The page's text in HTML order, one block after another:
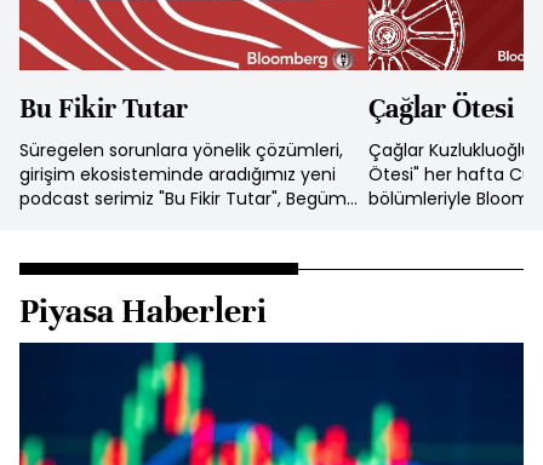
Bu Fikir Tutar
Süregelen sorunlara yönelik çözümleri,
girişim ekosisteminde aradığımız yeni
podcast serimiz "Bu Fikir Tutar", Begüm
Çağlar Ötesi
Çağlar
Ötesi" her hafta
bölümleriyle
Piyasa Haberleri